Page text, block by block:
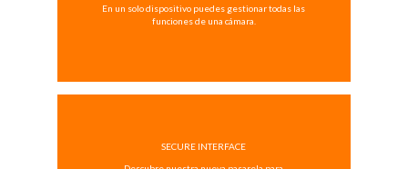
En un solo dispositivo puedes gestionar todas las
funciones de una cámara.
SECURE INTERFACE